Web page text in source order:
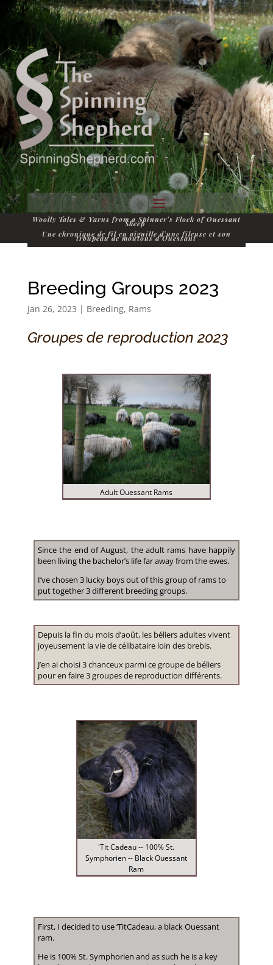
Woolly Tales & Yarns from a Spinner’s Flock of Ouessant
Sheep
Une chronique de fil en aiguille d’une fileuse et son
troupeau de moutons d’Ouessant
Breeding Groups 2023
Jan 26, 2023 | Breeding, Rams
Groupes de reproduction 2023
Adult Ouessant Rams
Since the end of August, the adult rams have happily
been living the bachelor’s life far away from the ewes.
I’ve chosen 3 lucky boys out of this group of rams to
put together 3 different breeding groups.
Depuis la fin du mois d’août, les béliers adultes vivent
joyeusement la vie de célibataire loin des brebis.
J’en ai choisi 3 chanceux parmi ce groupe de béliers
pour en faire 3 groupes de reproduction différents.
'Tit Cadeau -- 100% St.
Symphorien -- Black Ouessant
Ram
First, I decided to use ‘TitCadeau, a black Ouessant
ram.
He is 100% St. Symphorien and as such he is a key